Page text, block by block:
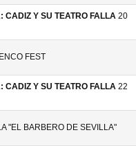
CADIZ Y SU TEATRO FALLA 20
FEST
CADIZ Y SU TEATRO FALLA 22
"EL BARBERO DE SEVILLA"